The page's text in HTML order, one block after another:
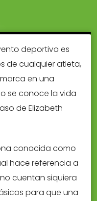
deportivo es
de cualquier atleta,
en una
se conoce la vida
de Elizabeth
conocida como
hace referencia a
cuentan siquiera
para que una